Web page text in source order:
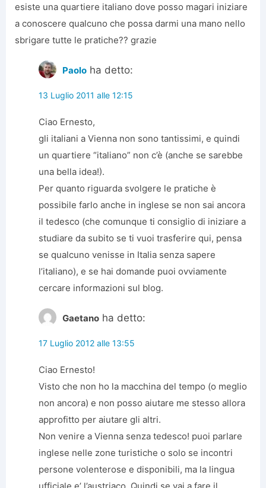
esiste una quartiere italiano dove posso magari iniziare
a conoscere qualcuno che possa darmi una mano nello
sbrigare tutte le pratiche?? grazie
Paolo ha detto:
13 Luglio 2011 alle 12:15
Ciao Ernesto,
gli italiani a Vienna non sono tantissimi, e quindi
un quartiere “italiano” non c’è (anche se sarebbe
una bella idea!).
Per quanto riguarda svolgere le pratiche è
possibile farlo anche in inglese se non sai ancora
il tedesco (che comunque ti consiglio di iniziare a
studiare da subito se ti vuoi trasferire qui, pensa
se qualcuno venisse in Italia senza sapere
l’italiano), e se hai domande puoi ovviamente
cercare informazioni sul blog.
Gaetano ha detto:
17 Luglio 2012 alle 13:55
Ciao Ernesto!
Visto che non ho la macchina del tempo (o meglio
non ancora) e non posso aiutare me stesso allora
approfitto per aiutare gli altri.
Non venire a Vienna senza tedesco! puoi parlare
inglese nelle zone turistiche o solo se incontri
persone volenterose e disponibili, ma la lingua
ufficiale e’ l’austriaco. Quindi se vai a fare il